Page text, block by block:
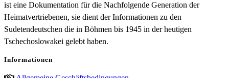
ist eine Dokumentation für die Nachfolgende Generation der
Heimatvertriebenen, sie dient der Informationen zu den
Sudetendeutschen die in Böhmen bis 1945 in der heutigen
Tschechoslowakei gelebt haben.
Informationen